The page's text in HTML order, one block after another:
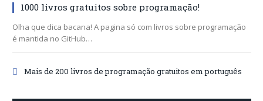
1000 livros gratuitos sobre programação!
Olha que dica bacana! A pagina só com livros sobre programação
é mantida no GitHub…
Mais de 200 livros de programação gratuitos em português